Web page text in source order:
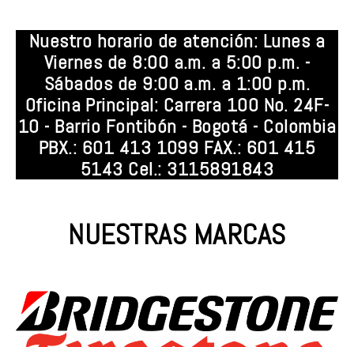
Nuestro horario de atención: Lunes a
Viernes de 8:00 a.m. a 5:00 p.m. -
Sábados de 9:00 a.m. a 1:00 p.m.
Oficina Principal: Carrera 100 No. 24F-
10 - Barrio Fontibón - Bogotá - Colombia
PBX.: 601 413 1099 FAX.: 601 415
5143 Cel.: 3115891843
NUESTRAS MARCAS